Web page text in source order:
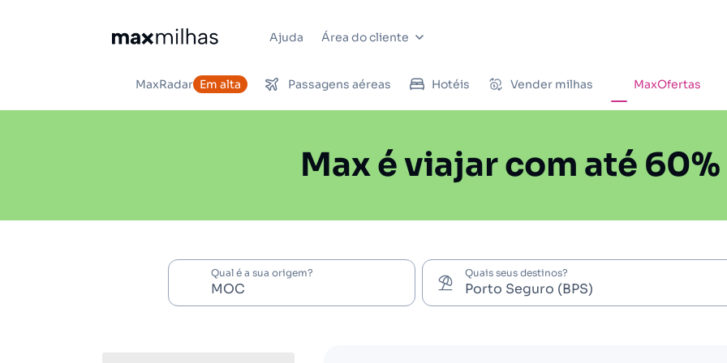
Ajuda Área do cliente
MaxRadar Em alta Passagens aéreas Hotéis Vender milhas MaxOfertas
Max é viajar com até 60%
Qual é a sua origem? Quais seus destinos?